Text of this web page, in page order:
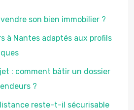
son bien immobilier ?
à Nantes adaptés aux profils
: comment bâtir un dossier
?
reste-t-il sécurisable